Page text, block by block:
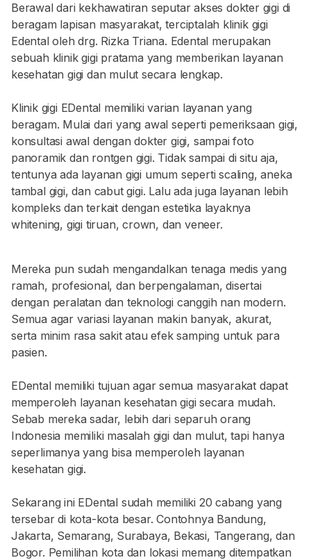
Berawal dari kekhawatiran seputar akses dokter gigi di
beragam lapisan masyarakat, terciptalah klinik gigi
Edental oleh drg. Rizka Triana. Edental merupakan
sebuah klinik gigi pratama yang memberikan layanan
kesehatan gigi dan mulut secara lengkap.
Klinik gigi EDental memiliki varian layanan yang
beragam. Mulai dari yang awal seperti pemeriksaan gigi,
konsultasi awal dengan dokter gigi, sampai foto
panoramik dan rontgen gigi. Tidak sampai di situ aja,
tentunya ada layanan gigi umum seperti scaling, aneka
tambal gigi, dan cabut gigi. Lalu ada juga layanan lebih
kompleks dan terkait dengan estetika layaknya
whitening, gigi tiruan, crown, dan veneer.
Mereka pun sudah mengandalkan tenaga medis yang
ramah, profesional, dan berpengalaman, disertai
dengan peralatan dan teknologi canggih nan modern.
Semua agar variasi layanan makin banyak, akurat,
serta minim rasa sakit atau efek samping untuk para
pasien.
EDental memiliki tujuan agar semua masyarakat dapat
memperoleh layanan kesehatan gigi secara mudah.
Sebab mereka sadar, lebih dari separuh orang
Indonesia memiliki masalah gigi dan mulut, tapi hanya
seperlimanya yang bisa memperoleh layanan
kesehatan gigi.
Sekarang ini EDental sudah memiliki 20 cabang yang
tersebar di kota-kota besar. Contohnya Bandung,
Jakarta, Semarang, Surabaya, Bekasi, Tangerang, dan
Bogor. Pemilihan kota dan lokasi memang ditempatkan